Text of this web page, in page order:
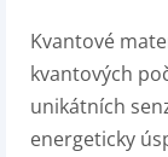
Kvantové
kvantových
unikátních
energeticky